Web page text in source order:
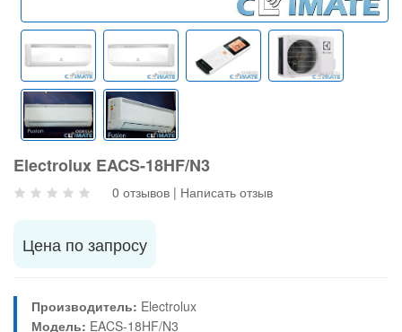
Electrolux EACS-18HF/N3
0 отзывов | Написать отзыв
Цена по запросу
Производитель: Electrolux
Модель: EACS-18HF/N3